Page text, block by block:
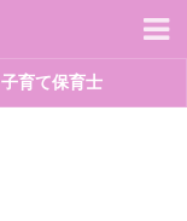
子育て保育士